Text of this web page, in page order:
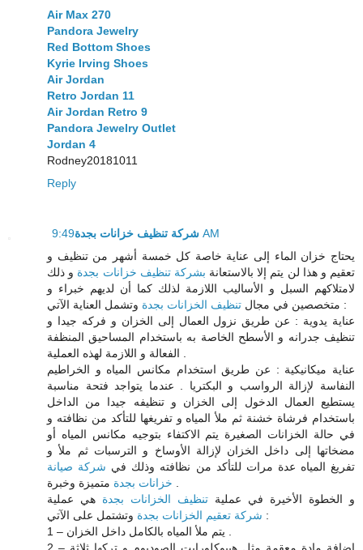
Air Max 270
Pandora Jewelry
Red Bottom Shoes
Kyrie Irving Shoes
Air Jordan
Retro Jordan 11
Air Jordan Retro 9
Pandora Jewelry Outlet
Jordan 4
Rodney20181011
Reply
شركة تنظيف خزانات بجدة 9:49 AM
يحتاج خزان الماء إلى عناية خاصة كل خمسة أشهر من تنظيف و
تعقيم و هذا لن يتم إلا بالاستعانة بشركة تنظيف خزانات بجدة و ذلك
لامتلاكهم السبل و الأساليب اللازمة لذلك كما أن لديهم خبراء و
متخصصين في مجال تنظيف الخزانات بجدة
وتشمل العناية الآتي :
عناية يدوية : عن طريق نزول العمال إلى الخزان و فركه جيدا و
تنظيف جدرانه و الأسطح الخاصة به باستخدام المساحيق المنظفة
الفعالة و اللازمة لهذه العملية .
عناية ميكانيكية : عن طريق استخدام مكانس المياه و الخراطيم
النفاسة لإزالة الرواسب و البكتريا . عندما يتواجد فتحة مناسبة
يستطيع العمال الدخول إلى الخزان و تنظيفه جيدا من الداخل
باستخدام فرشاة خشنة ثم ملأ المياه و تفريغها للتأكد من نظافته و
في حالة الخزانات الصغيرة يتم الاكتفاء بتوجيه مكانس المياه أو
مضخاتها إلى داخل الخزان لإزالة الأوساخ و الترسبات ثم ملأ و
تفريغ المياه عدة مرات للتأكد من نظافته وذلك في شركة صيانة
خزانات بجدة متميزة وخبرة .
و الخطوة الأخيرة في عملية تنظيف الخزانات بجدة هي عملية
شركة تعقيم الخزانات بجدة وتشتمل على الآتي :
1 – يتم ملأ المياه بالكامل داخل الخزان .